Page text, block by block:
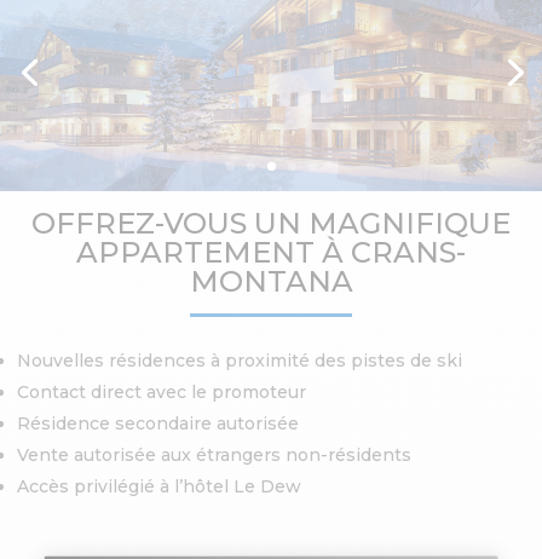
OFFREZ-VOUS UN MAGNIFIQUE
APPARTEMENT À CRANS-
MONTANA
Nouvelles résidences à proximité des pistes de ski
Contact direct avec le promoteur
Résidence secondaire autorisée
Vente autorisée aux étrangers non-résidents
Accès privilégié à l’hôtel Le Dew